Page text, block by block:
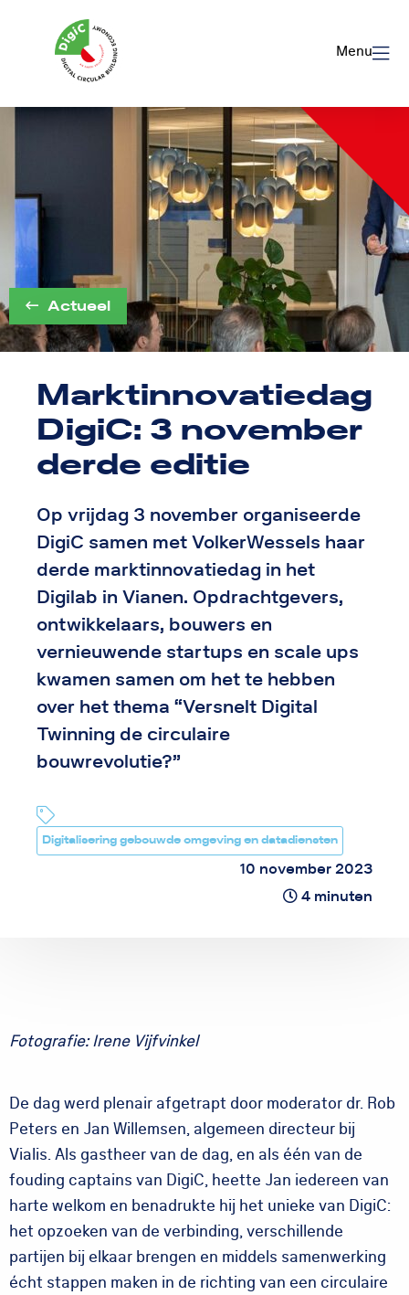
Utrecht
Menu
Actueel
Marktinnovatiedag
DigiC: 3 november
derde editie
Op vrijdag 3 november organiseerde
DigiC samen met VolkerWessels haar
derde marktinnovatiedag in het
Digilab in Vianen. Opdrachtgevers,
ontwikkelaars, bouwers en
vernieuwende startups en scale ups
kwamen samen om het te hebben
over het thema “Versnelt Digital
Twinning de circulaire
bouwrevolutie?”
Digitalisering gebouwde omgeving en datadiensten
10 november 2023
4 minuten
Fotografie: Irene Vijfvinkel
De dag werd plenair afgetrapt door moderator dr. Rob
Peters en Jan Willemsen, algemeen directeur bij
Vialis. Als gastheer van de dag, en als één van de
fouding captains van DigiC, heette Jan iedereen van
harte welkom en benadrukte hij het unieke van DigiC:
het opzoeken van de verbinding, verschillende
partijen bij elkaar brengen en middels samenwerking
écht stappen maken in de richting van een circulaire